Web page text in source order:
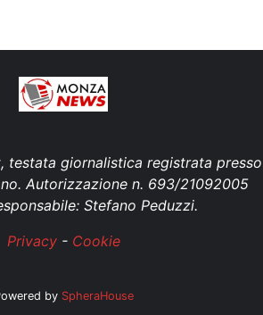
testata giornalistica registrata presso
Autorizzazione n. 693/21092005
Stefano Peduzzi.
Privacy- Cookie
by SpheraHouse